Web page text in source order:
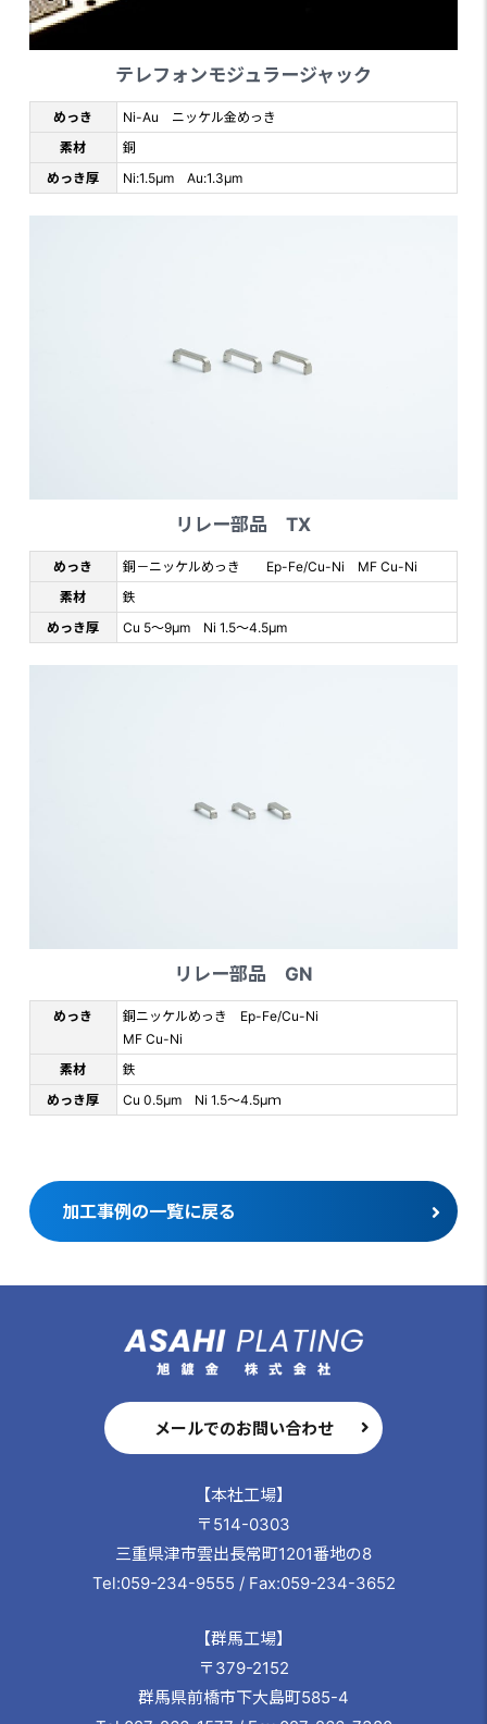
テレフォンモジュラージャック
めっき
Ni-Au ニッケル金めっき
素材
銅
めっき厚
Ni:1.5μm Au:1.3μm
リレー部品 TX
めっき
銅－ニッケルめっき Ep-Fe/Cu-Ni MF Cu-Ni
素材
鉄
めっき厚
Cu 5～9μm Ni 1.5～4.5μm
リレー部品 GN
めっき
銅ニッケルめっき Ep-Fe/Cu-Ni
MF Cu-Ni
素材
鉄
めっき厚
Cu 0.5μm Ni 1.5～4.5μｍ
加工事例の一覧に戻る
メールでのお問い合わせ
【本社工場】
〒514-0303
三重県津市雲出長常町1201番地の8
Tel:059-234-9555 / Fax:059-234-3652
【群馬工場】
〒379-2152
群馬県前橋市下大島町585-4